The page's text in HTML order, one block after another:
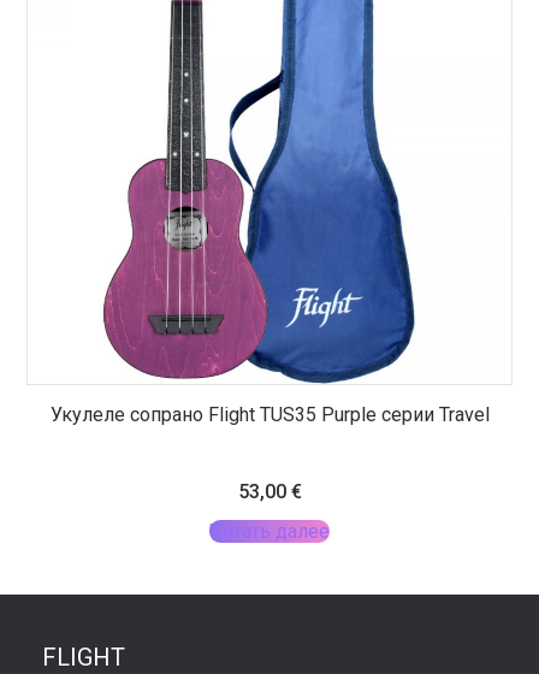
Укулеле сопрано Flight TUS35 Purple серии Travel
53,00 €
Читать далее
FLIGHT